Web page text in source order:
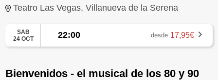
Teatro Las Vegas, Villanueva de la Serena
SAB
24 OCT
22:00 desde 17,95€
Bienvenidos - el musical de los 80 y 90